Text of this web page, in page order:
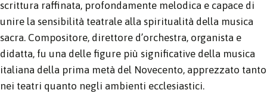
scrittura raffinata, profondamente melodica e capace di
unire la sensibilità teatrale alla spiritualità della musica
sacra. Compositore, direttore d’orchestra, organista e
didatta, fu una delle figure più significative della musica
italiana della prima metà del Novecento, apprezzato tanto
nei teatri quanto negli ambienti ecclesiastici.